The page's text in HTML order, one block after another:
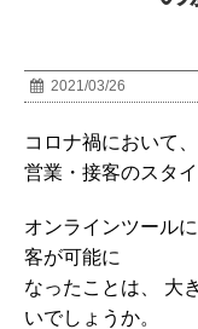
2021/03/26
コロナ禍において
営業・接客のスタ
オンラインツール
客が可能に
なったことは、 大
いでしょうか。